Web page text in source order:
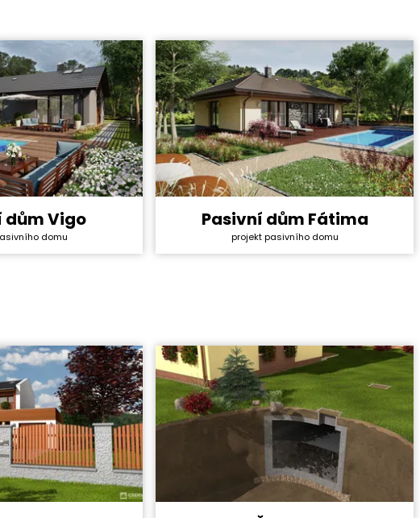
4 043 400 Kč
dům Vigo
domu
Cena stavby svépomocí:
4 009 800 Kč
Cena projektu:
Pasivní dům Fátima
projekt pasivního domu